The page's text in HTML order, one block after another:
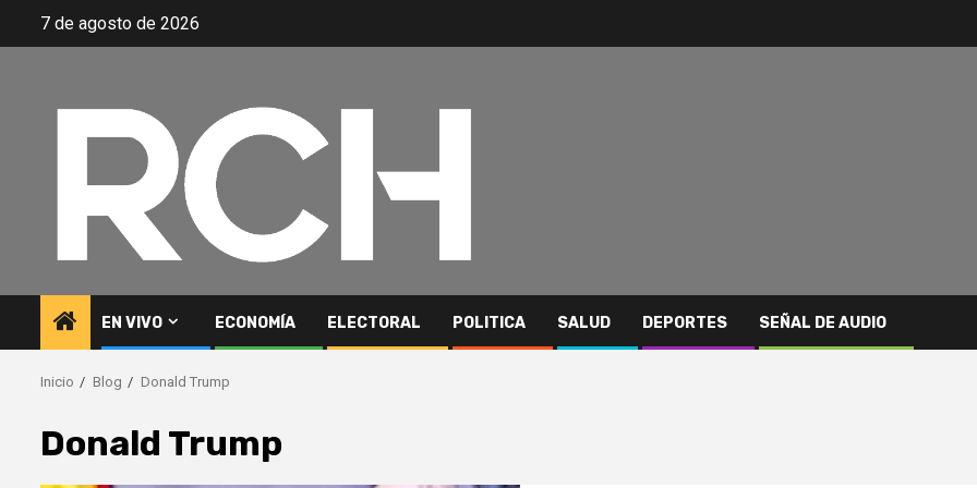
Saltar
7 de agosto de 2026
EN VIVO ECONOMÍA ELECTORAL POLITICA SALUD DEPORTES SEÑAL DE AUDIO
Inicio Blog Donald Trump
Donald Trump